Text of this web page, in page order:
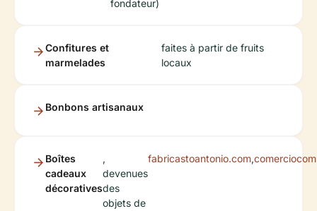
fondateur)
Confitures et
marmelades
faites à partir de fruits
locaux
Bonbons artisanaux
Boîtes
cadeaux
décoratives
,
devenues
des
objets de
fabricastoantonio.com,